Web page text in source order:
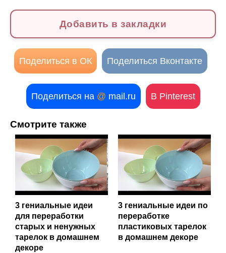
Добавить в закладки
Поделиться в ОК Поделиться Вконтакте
Поделиться на @ mail.ru В Pinterest
Смотрите также
3 гениальные идеи
для переработки
старых и ненужных
тарелок в домашнем
декоре
3 гениальные идеи по
переработке
пластиковых тарелок
в домашнем декоре